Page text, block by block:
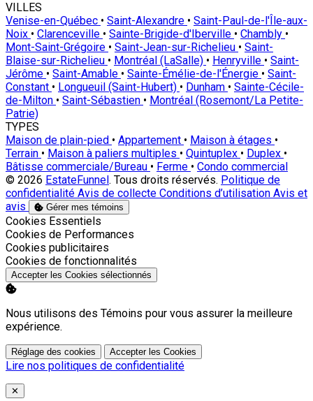
VILLES
Venise-en-Québec • Saint-Alexandre • Saint-Paul-de-l'Île-aux-
Noix • Clarenceville • Sainte-Brigide-d'Iberville • Chambly •
Mont-Saint-Grégoire • Saint-Jean-sur-Richelieu • Saint-
Blaise-sur-Richelieu • Montréal (LaSalle) • Henryville • Saint-
Jérôme • Saint-Amable • Sainte-Émélie-de-l'Énergie • Saint-
Constant • Longueuil (Saint-Hubert) • Dunham • Sainte-Cécile-
de-Milton • Saint-Sébastien • Montréal (Rosemont/La Petite-
Patrie)
TYPES
Maison de plain-pied • Appartement • Maison à étages •
Terrain • Maison à paliers multiples • Quintuplex • Duplex •
Bâtisse commerciale/Bureau • Ferme • Condo commercial
© 2026 EstateFunnel . Tous droits réservés. Politique de
confidentialité Avis de collecte Conditions d’utilisation Avis et
avis
Gérer mes témoins
Activer
Cookies Essentiels
Activer
Cookies de Performances
Activer
Cookies publicitaires
Activer
Cookies de fonctionnalités
Accepter les Cookies sélectionnés
Nous utilisons des Témoins pour vous assurer la meilleure
expérience.
Réglage des cookies Accepter les Cookies
Lire nos politiques de confidentialité
Close
✕